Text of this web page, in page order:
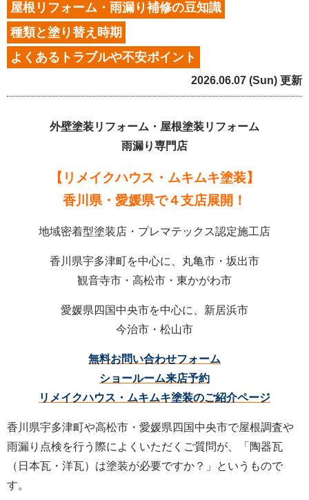
屋根リフォーム・雨漏り補修の豆知識
種類と塗り替え時期
よくあるトラブルや不安ポイント
2026.06.07 (Sun) 更新
外壁塗装リフォーム・屋根塗装リフォーム
雨漏り専門店
【リメイクハウス・ムキムキ塗装】
香川県・愛媛県で４支店展開！
地域密着型塗装店・プレマテックス認定施工店
香川県宇多津町を中心に、丸亀市・坂出市
観音寺市・高松市・東かがわ市
愛媛県四国中央市を中心に、新居浜市
今治市・松山市
無料お問い合わせフォーム
ショールーム来店予約
リメイクハウス・ムキムキ塗装のご紹介ページ
香川県宇多津町や高松市・愛媛県四国中央市で屋根調査や
雨漏り点検を行う際によくいただくご質問が、「陶器瓦
（日本瓦・洋瓦）は塗装が必要ですか？」というもので
す。